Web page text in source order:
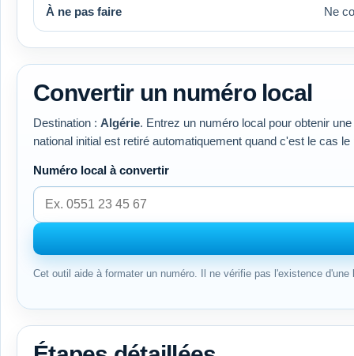
À ne pas faire Ne
Convertir un numéro local
Destination : Algérie. Entrez un numéro local pour obtenir
national initial est retiré automatiquement quand c'est le cas
Numéro local à convertir
Cet outil aide à formater un numéro. Il ne vérifie pas l'existence